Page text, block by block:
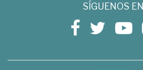
SÍGUENOS EN